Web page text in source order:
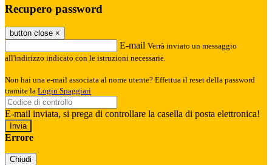
Recupero password
button close ×
E-mail Verrà inviato un messaggio
all'indirizzo indicato con le istruzioni necessarie.
Non hai una e-mail associata al nome utente? Effettua il reset della password
tramite la Login Spaggiari
E-mail inviata, si prega di controllare la casella di posta elettronica!
Errore
Chiudi